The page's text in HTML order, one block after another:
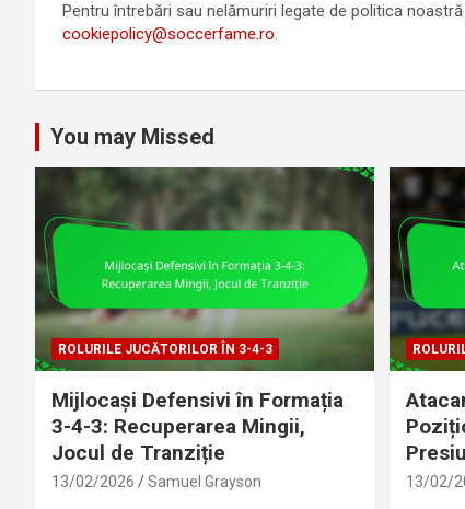
Pentru întrebări sau nelămuriri legate de politica
cookiepolicy@soccerfame.ro.
You may Missed
ROLURILE JUCĂTORILOR ÎN 3-4-3
Mijlocași Defensivi în Formația
3-4-3: Recuperarea Mingii,
Jocul de Tranziție
13/02/2026 Samuel Grayson 13/02/